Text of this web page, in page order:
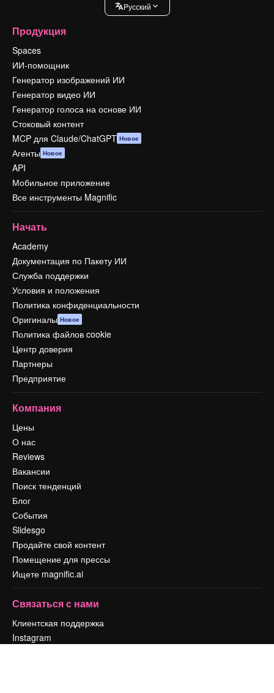
Pусский
Продукция
Spaces
ИИ-помощник
Генератор изображений ИИ
Генератор видео ИИ
Генератор голоса на основе ИИ
Стоковый контент
MCP для Claude/ChatGPT Новое
Агенты Новое
API
Мобильное приложение
Все инструменты Magnific
Начать
Academy
Документация по Пакету ИИ
Служба поддержки
Условия и положения
Политика конфиденциальности
Оригиналы Новое
Политика файлов cookie
Центр доверия
Партнеры
Предприятие
Компания
Цены
О нас
Reviews
Вакансии
Поиск тенденций
Блог
События
Slidesgo
Продайте свой контент
Помещение для прессы
Ищете magnific.ai
Связаться с нами
Клиентская поддержка
Instagram